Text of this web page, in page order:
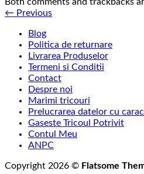
← Previous
Blog
Politica de returnare
Livrarea Produselor
Termeni si Conditii
Contact
Despre noi
Marimi tricouri
Prelucrarea datelor cu
Gaseste Tricoul Potrivit
Contul Meu
ANPC
Copyright 2026 © Flatsome